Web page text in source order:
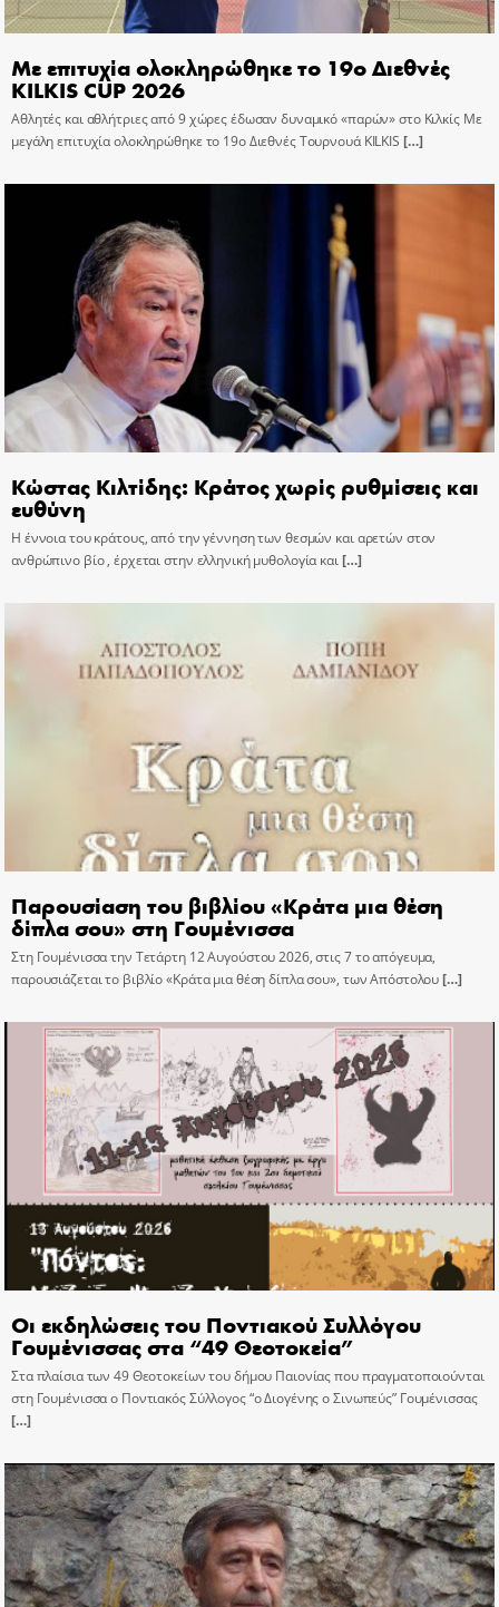
Με επιτυχία ολοκληρώθηκε το 19ο Διεθνές
KILKIS CUP 2026
Αθλητές και αθλήτριες από 9 χώρες έδωσαν δυναμικό «παρών» στο Κιλκίς Με
μεγάλη επιτυχία ολοκληρώθηκε το 19ο Διεθνές Τουρνουά KILKIS […]
Κώστας Κιλτίδης: Κράτος χωρίς ρυθμίσεις και
ευθύνη
Η έννοια του κράτους, από την γέννηση των θεσμών και αρετών στον
ανθρώπινο βίο , έρχεται στην ελληνική μυθολογία και[…]
Παρουσίαση του βιβλίου «Κράτα μια θέση
δίπλα σου» στη Γουμένισσα
Στη Γουμένισσα την Τετάρτη 12 Αυγούστου 2026, στις 7 το απόγευμα,
παρουσιάζεται το βιβλίο «Κράτα μια θέση δίπλα σου», των Απόστολου[…]
Οι εκδηλώσεις του Ποντιακού Συλλόγου
Γουμένισσας στα “49 Θεοτοκεία”
Στα πλαίσια των 49 Θεοτοκείων του δήμου Παιονίας που πραγματοποιούνται
στη Γουμένισσα ο Ποντιακός Σύλλογος “ο Διογένης ο Σινωπεύς” Γουμένισσας
[…]